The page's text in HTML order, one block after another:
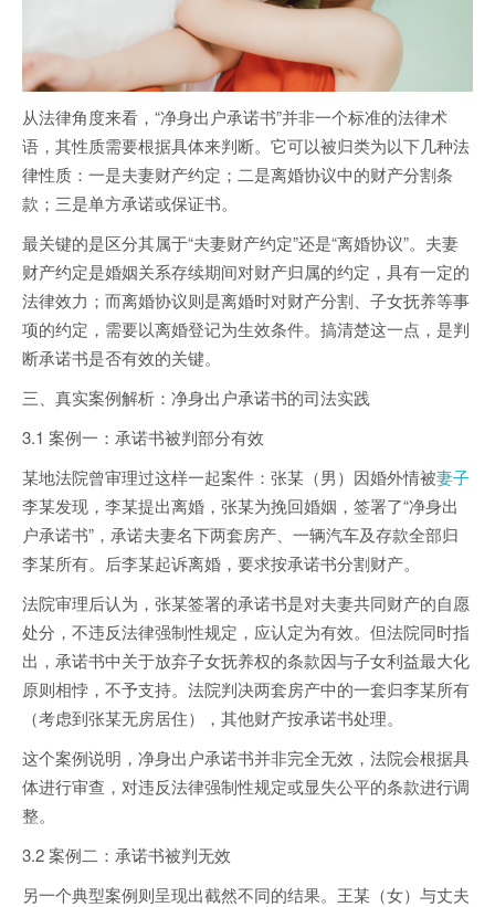
从法律角度来看，“净身出户承诺书”并非一个标准的法律术
语，其性质需要根据具体来判断。它可以被归类为以下几种法
律性质：一是夫妻财产约定；二是离婚协议中的财产分割条
款；三是单方承诺或保证书。
最关键的是区分其属于“夫妻财产约定”还是“离婚协议”。夫妻
财产约定是婚姻关系存续期间对财产归属的约定，具有一定的
法律效力；而离婚协议则是离婚时对财产分割、子女抚养等事
项的约定，需要以离婚登记为生效条件。搞清楚这一点，是判
断承诺书是否有效的关键。
三、真实案例解析：净身出户承诺书的司法实践
3.1 案例一：承诺书被判部分有效
某地法院曾审理过这样一起案件：张某（男）因婚外情被妻子
李某发现，李某提出离婚，张某为挽回婚姻，签署了“净身出
户承诺书”，承诺夫妻名下两套房产、一辆汽车及存款全部归
李某所有。后李某起诉离婚，要求按承诺书分割财产。
法院审理后认为，张某签署的承诺书是对夫妻共同财产的自愿
处分，不违反法律强制性规定，应认定为有效。但法院同时指
出，承诺书中关于放弃子女抚养权的条款因与子女利益最大化
原则相悖，不予支持。法院判决两套房产中的一套归李某所有
（考虑到张某无房居住），其他财产按承诺书处理。
这个案例说明，净身出户承诺书并非完全无效，法院会根据具
体进行审查，对违反法律强制性规定或显失公平的条款进行调
整。
3.2 案例二：承诺书被判无效
另一个典型案例则呈现出截然不同的结果。王某（女）与丈夫